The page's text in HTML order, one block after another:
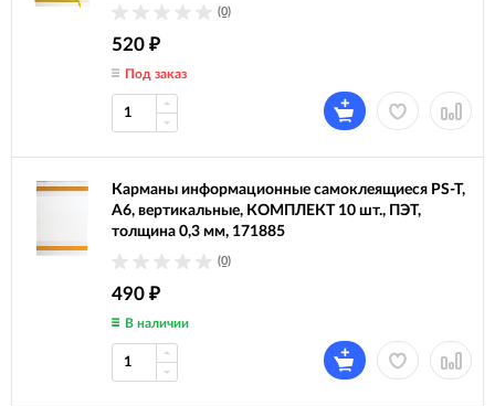
(0)
520 ₽
Под заказ
Карманы информационные самоклеящиеся PS-T,
А6, вертикальные, КОМПЛЕКТ 10 шт., ПЭТ,
толщина 0,3 мм, 171885
(0)
490 ₽
В наличии